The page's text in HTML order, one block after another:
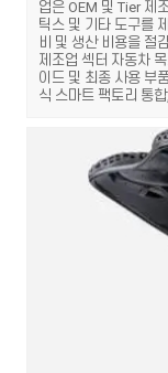
업은 OEM 및 Tier 제
틱스 및 기타 도구를
비 및 생산 비용을 절
제조업 섹터 자동차
이드 및 최종 사용 부
식 스마트 팩토리 통합,